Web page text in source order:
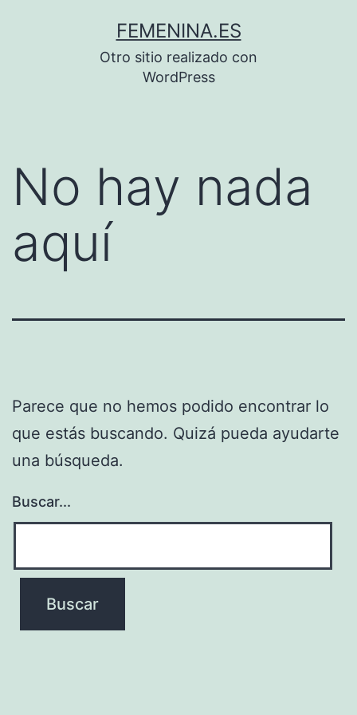
FEMENINA.ES
Otro sitio realizado con
WordPress
No hay nada
aquí
Parece que no hemos podido encontrar lo
que estás buscando. Quizá pueda ayudarte
una búsqueda.
Buscar...